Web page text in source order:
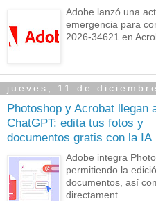
Adobe lanzó una
emergencia para
2026-34621 en
jueves, 11 de
Photoshop y Acrobat llegan
ChatGPT: edita tus fotos y
documentos gratis con la IA
Adobe integra
permitiendo la
documentos, así
directament...